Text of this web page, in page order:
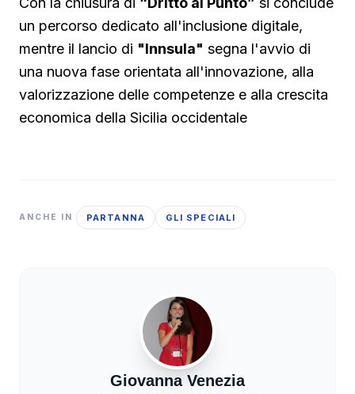
un percorso dedicato all'inclusione digitale,
mentre il lancio di "Innsula" segna l'avvio di
una nuova fase orientata all'innovazione, alla
valorizzazione delle competenze e alla crescita
economica della Sicilia occidentale
ANCHE IN PARTANNA GLI SPECIALI
Giovanna Venezia